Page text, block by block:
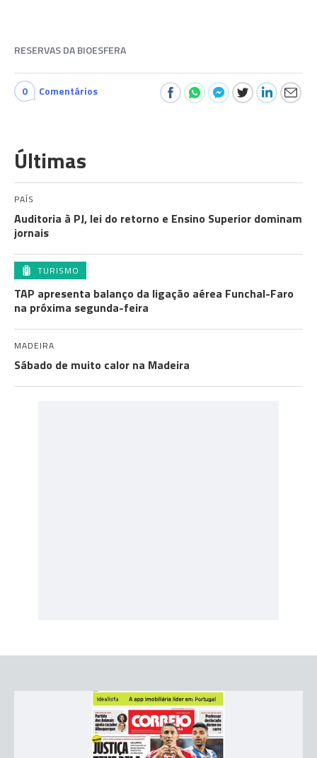
RESERVAS DA BIOESFERA
0 Comentários
Últimas
PAÍS
Auditoria à PJ, lei do retorno e Ensino Superior dominam
jornais
TURISMO
TAP apresenta balanço da ligação aérea Funchal-Faro
na próxima segunda-feira
MADEIRA
Sábado de muito calor na Madeira